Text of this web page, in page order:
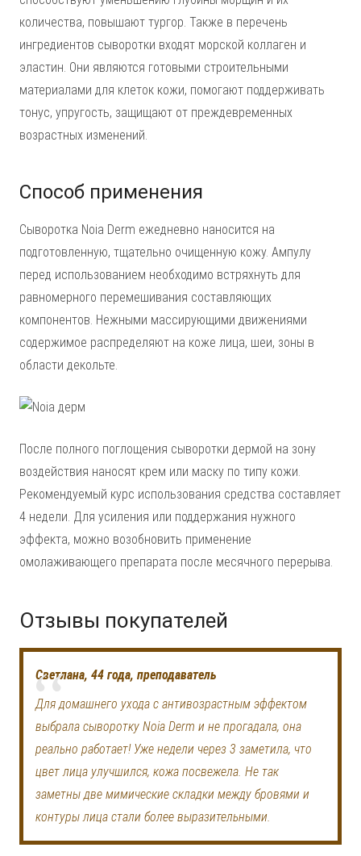
количества, повышают тургор. Также в перечень
ингредиентов сыворотки входят морской коллаген и
эластин. Они являются готовыми строительными
материалами для клеток кожи, помогают поддерживать
тонус, упругость, защищают от преждевременных
возрастных изменений.
Способ применения
Сыворотка Noia Derm ежедневно наносится на
подготовленную, тщательно очищенную кожу. Ампулу
перед использованием необходимо встряхнуть для
равномерного перемешивания составляющих
компонентов. Нежными массирующими движениями
содержимое распределяют на коже лица, шеи, зоны в
области декольте.
После полного поглощения сыворотки дермой на зону
воздействия наносят крем или маску по типу кожи.
Рекомендуемый курс использования средства составляет
4 недели. Для усиления или поддержания нужного
эффекта, можно возобновить применение
омолаживающего препарата после месячного перерыва.
Отзывы покупателей
Светлана, 44 года, преподаватель
Для домашнего ухода с антивозрастным эффектом
выбрала сыворотку Noia Derm и не прогадала, она
реально работает! Уже недели через 3 заметила, что
цвет лица улучшился, кожа посвежела. Не так
заметны две мимические складки между бровями и
контуры лица стали более выразительными.